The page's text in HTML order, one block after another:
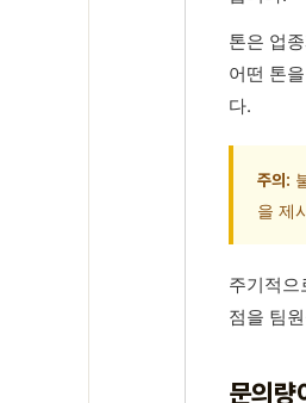
톤은 업
어떤 톤
다.
주의:
을 제
주기적으
점을 팀
문의량